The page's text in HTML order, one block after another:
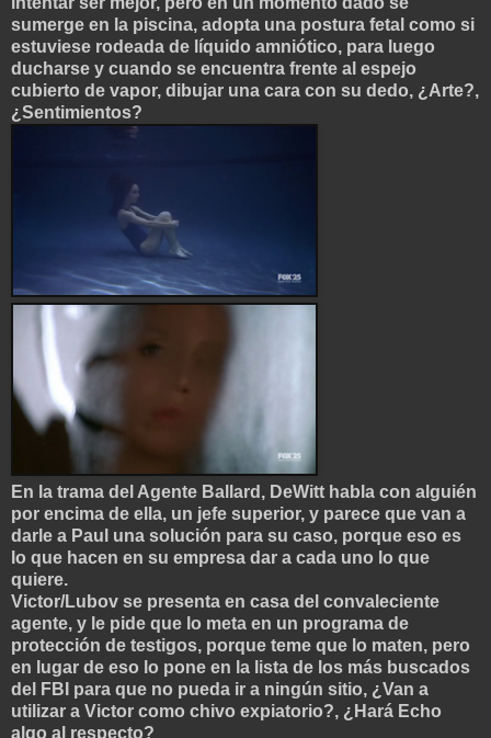
sumerge en la piscina, adopta una postura fetal como si
estuviese rodeada de líquido amniótico, para luego
ducharse y cuando se encuentra frente al espejo
cubierto de vapor, dibujar una cara con su dedo, ¿Arte?,
¿Sentimientos?
En la trama del Agente Ballard, DeWitt habla con alguién
por encima de ella, un jefe superior, y parece que van a
darle a Paul una solución para su caso, porque eso es
lo que hacen en su empresa dar a cada uno lo que
quiere.
Victor/Lubov se presenta en casa del convaleciente
agente, y le pide que lo meta en un programa de
protección de testigos, porque teme que lo maten, pero
en lugar de eso lo pone en la lista de los más buscados
del FBI para que no pueda ir a ningún sitio, ¿Van a
utilizar a Victor como chivo expiatorio?, ¿Hará Echo
algo al respecto?